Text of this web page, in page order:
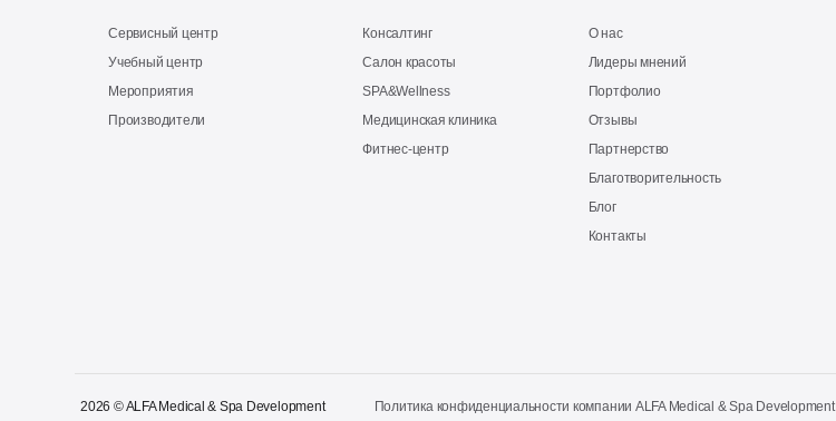
Сервисный центр
Учебный центр
Мероприятия
Производители
Консалтинг
Салон красоты
SPA&Wellness
Медицинская клиника
Фитнес-центр
О нас
Лидеры мнений
Портфолио
Отзывы
Партнерство
Благотворительность
Блог
Контакты
2026 © ALFA Medical & Spa Development Политика конфиденциальности компании ALFA Medical & Spa Development